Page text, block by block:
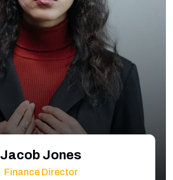
Jacob Jones
Finance Director